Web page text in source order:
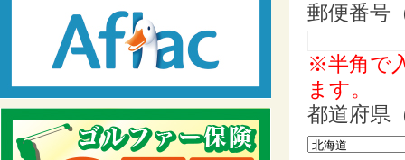
郵便番号
※半角で
ます。
都道府県